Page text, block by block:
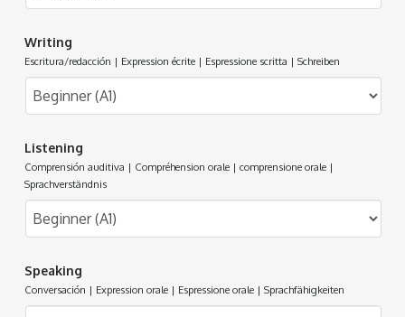
Writing
Escritura/redacción | Expression écrite | Espressione scritta | Schreiben
Listening
Comprensión auditiva | Compréhension orale | comprensione orale |
Sprachverständnis
Speaking
Conversación | Expression orale | Espressione orale | Sprachfähigkeiten